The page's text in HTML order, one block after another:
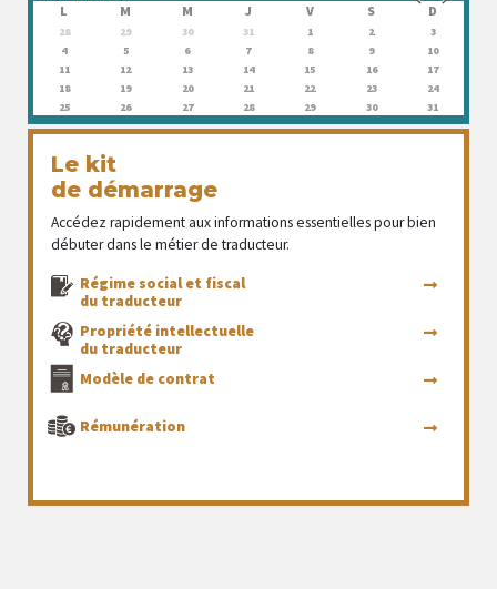
L M M J V S D
28 29 30 31 1 2
3
4
5 6 7 8 9
10
11
12 13 14 15 16
17
18
19 20 21 22 23
24
25
26 27 28 29 30 31
Le kit
de démarrage
Accédez rapidement aux informations essentielles pour bien
débuter dans le métier de traducteur.
Régime social et fiscal
du traducteur
Propriété intellectuelle
du traducteur
Modèle de contrat
Rémunération